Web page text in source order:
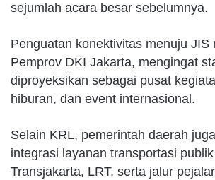
sejumlah acara besar sebelumnya.
Penguatan konektivitas menuju JIS
Pemprov DKI Jakarta, mengingat
diproyeksikan sebagai pusat
hiburan, dan event internasional.
Selain KRL, pemerintah daerah
integrasi layanan transportasi
Transjakarta, LRT, serta jalur